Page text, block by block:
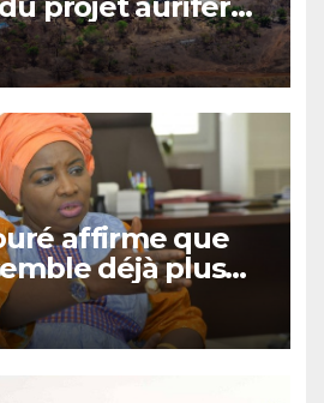
à Kédougou
affirme que
déjà plus
maires du